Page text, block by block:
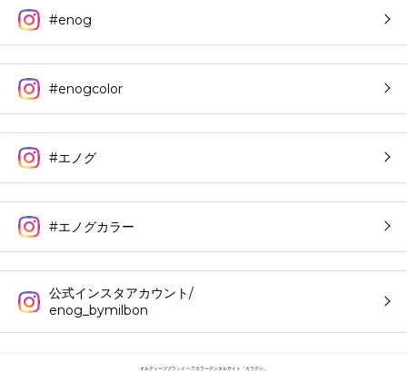
#enog
#enogcolor
#エノグ
#エノグカラー
公式インスタアカウント/
enog_bymilbon
オルディーブブランド ヘアカラーデジタルサイト「カラデジ」